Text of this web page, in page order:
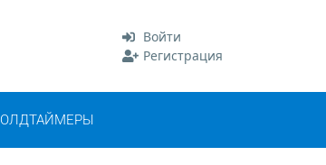
Войти
Регистрация
ОЛДТАЙМЕРЫ